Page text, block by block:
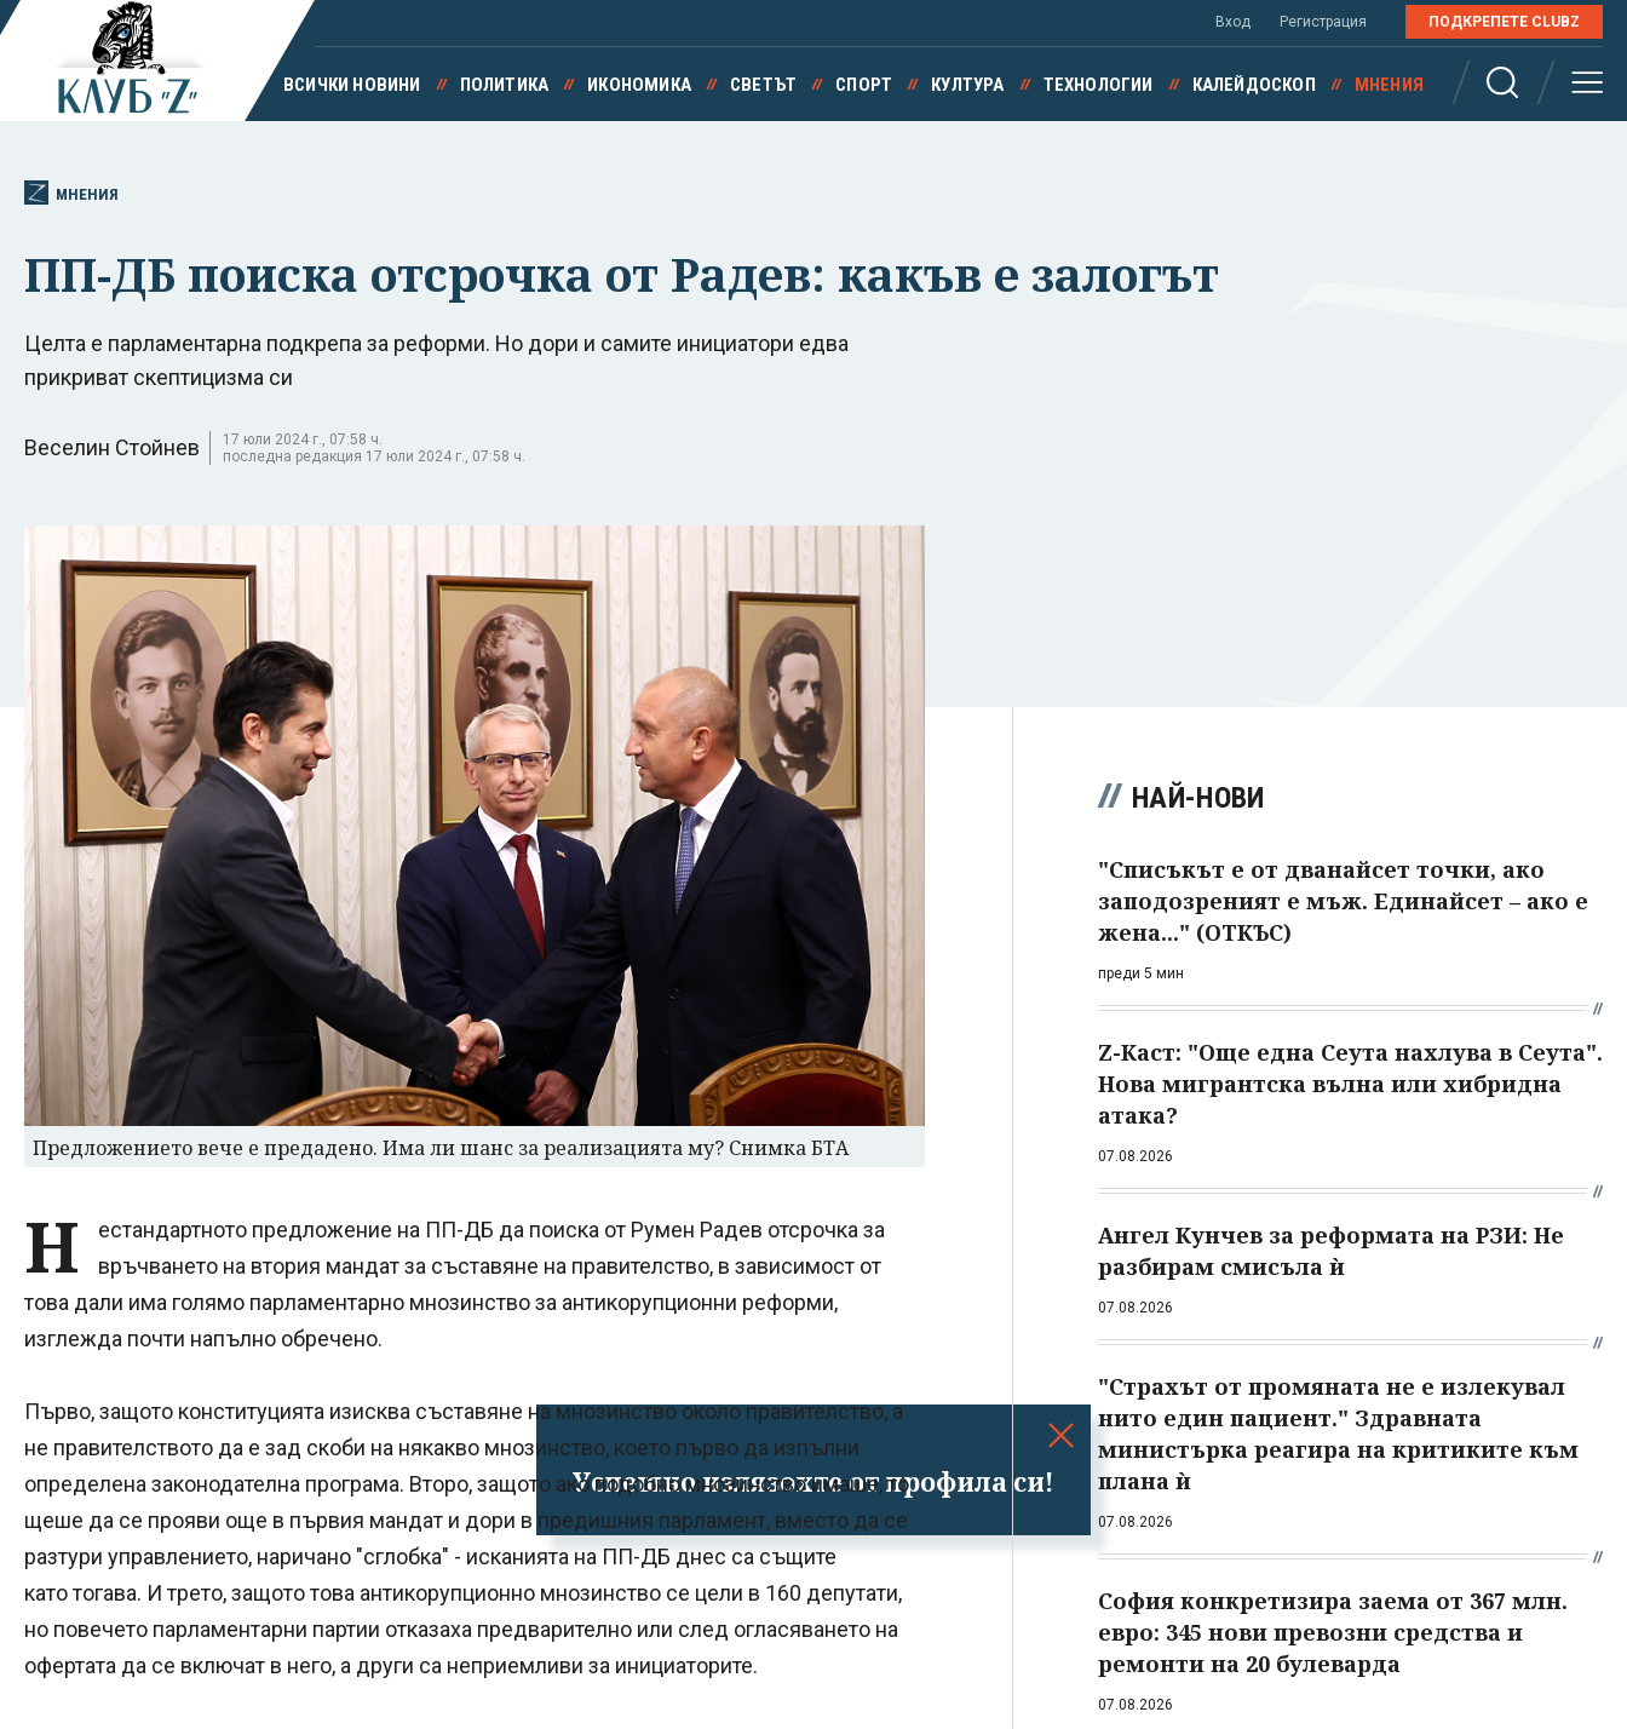
Успешно излязохте от профила си!
Вход Регистрация ПОДКРЕПЕТЕ CLUBZ
ВСИЧКИ НОВИНИ ПОЛИТИКА ИКОНОМИКА СВЕТЪТ СПОРТ КУЛТУРА ТЕХНОЛОГИИ КАЛЕЙДОСКОП МНЕНИЯ
МНЕНИЯ
ПП-ДБ поиска отсрочка от Радев: какъв е залогът
Целта е парламентарна подкрепа за реформи. Но дори и самите инициатори едва
прикриват скептицизма си
Веселин Стойнев
17 юли 2024 г., 07:58 ч.
последна редакция 17 юли 2024 г., 07:58 ч.
Предложението вече е предадено. Има ли шанс за реализацията му? Снимка БТА
Н
естандартното предложение на ПП-ДБ да поиска от Румен Радев отсрочка за
връчването на втория мандат за съставяне на правителство, в зависимост от
това дали има голямо парламентарно мнозинство за антикорупционни реформи,
изглежда почти напълно обречено.
Първо, защото конституцията изисква съставяне на мнозинство около правителство, а
не правителството да е зад скоби на някакво мнозинство, което първо да изпълни
определена законодателна програма. Второ, защото ако подобно мнозинство имаше, то
щеше да се прояви още в първия мандат и дори в предишния парламент, вместо да се
разтури управлението, наричано "сглобка" - исканията на ПП-ДБ днес са същите
като тогава. И трето, защото това антикорупционно мнозинство се цели в 160 депутати,
но повечето парламентарни партии отказаха предварително или след огласяването на
офертата да се включат в него, а други са неприемливи за инициаторите.
НАЙ-НОВИ
"Списъкът е от дванайсет точки, ако
заподозреният е мъж. Единайсет – ако е
жена..." (ОТКЪС)
преди 5 мин
Z-Каст: "Още една Сеута нахлува в Сеута".
Нова мигрантска вълна или хибридна
атака?
07.08.2026
Ангел Кунчев за реформата на РЗИ: Не
разбирам смисъла ѝ
07.08.2026
"Страхът от промяната не е излекувал
нито един пациент." Здравната
министърка реагира на критиките към
плана ѝ
07.08.2026
София конкретизира заема от 367 млн.
евро: 345 нови превозни средства и
ремонти на 20 булеварда
07.08.2026